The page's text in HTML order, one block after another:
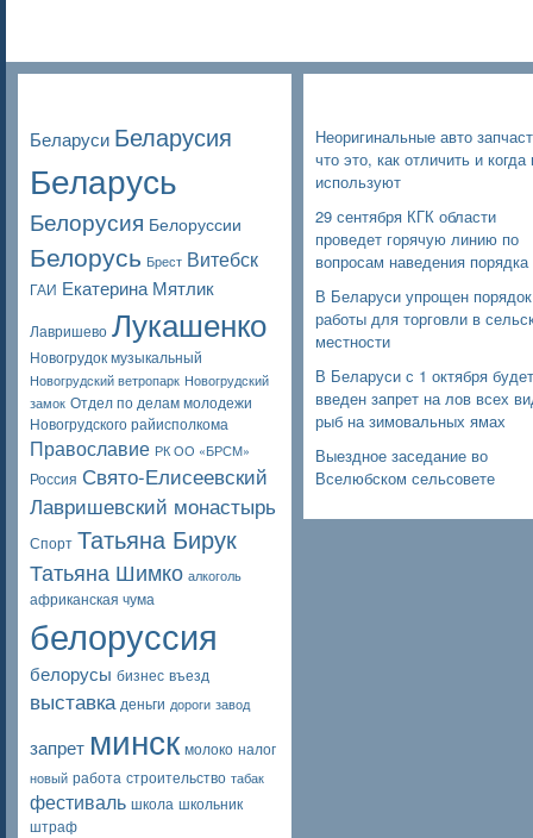
Беларуси Беларусия
Беларусь
Белорусия Белоруссии
Белорусь Брест Витебск
ГАИ Екатерина Мятлик
Лавришево Лукашенко
Новогрудок музыкальный
Новогрудский ветропарк Новогрудский
замок Отдел по делам молодежи
Новогрудского райисполкома
Православие РК ОО «БРСМ»
Россия Свято-Елисеевский
Лавришевский монастырь
Спорт Татьяна Бирук
Татьяна Шимко алкоголь
африканская чума
белоруссия
белорусы бизнес въезд
выставка деньги дороги завод
запрет минск молоко налог
новый работа строительство табак
фестиваль школа школьник
штраф
Неоригинальные авто
что это, как отличить и когда
используют
29 сентября КГК области
проведет горячую линию по
вопросам наведения порядка
В Беларуси упрощен порядок
работы для торговли в
местности
В Беларуси с 1 октября будет
введен запрет на лов всех
рыб на зимовальных ямах
Выездное заседание во
Вселюбском сельсовете